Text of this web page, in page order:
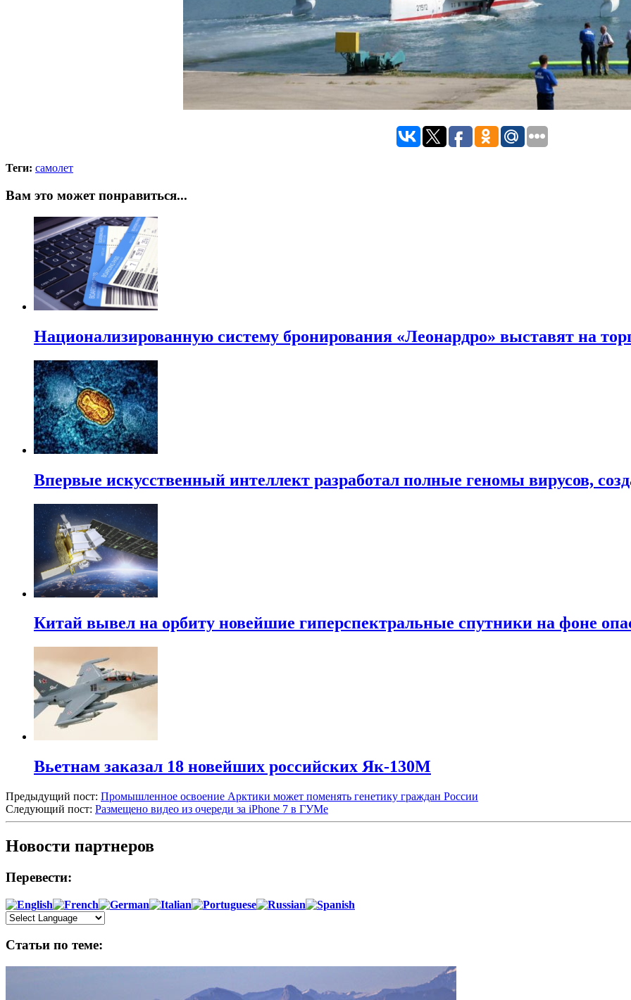
Теги: самолет
Вам это может понравиться...
Национализированную систему бронирования «Леонардро» выставят на
Впервые искусственный интеллект разработал полные геномы вирусов,
Китай вывел на орбиту новейшие гиперспектральные спутники на фоне
Вьетнам заказал 18 новейших российских Як-130М
Предыдущий пост: Промышленное освоение Арктики может поменять генетику граждан России
Следующий пост: Размещено видео из очереди за iPhone 7 в ГУМе
Новости партнеров
Перевести:
Статьи по теме: